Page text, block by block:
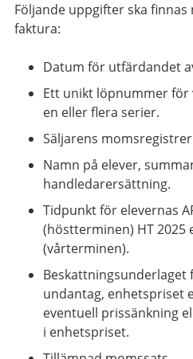
Följande uppgifter ska
faktura:
Datum för utfärdandet
Ett unikt löpnummer för
en eller flera serier.
Säljarens
Namn på elever,
handledarersättning.
Tidpunkt för elevernas
(höstterminen) HT 2025
(vårterminen).
undantag, enhetspriset
eventuell prissänkning
i enhetspriset.